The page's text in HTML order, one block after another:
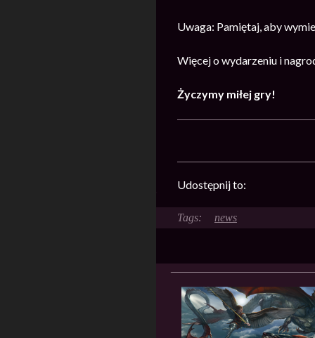
Uwaga: Pamiętaj, aby
Więcej o wydarzeniu i
Życzymy miłej gry!
Udostępnij to:
news